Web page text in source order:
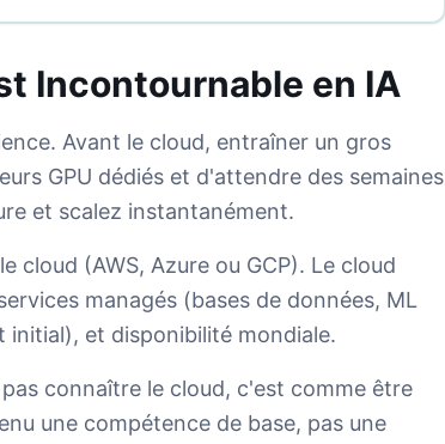
Incontournable en IA
Avant le cloud, entraîner un gros
GPU dédiés et d'attendre des semaines
et scalez instantanément.
cloud (AWS, Azure ou GCP). Le cloud
managés (bases de données, ML
initial), et disponibilité mondiale.
connaître le cloud, c'est comme être
une compétence de base, pas une